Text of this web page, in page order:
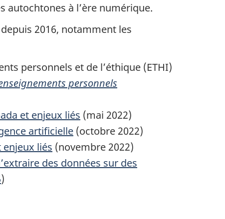
autochtones à l’ère numérique.
2016, notamment les
personnels et de l’éthique (ETHI)
personnels
et enjeux liés (mai 2022)
artificielle (octobre 2022)
enjeux liés (novembre 2022)
des données sur des
)